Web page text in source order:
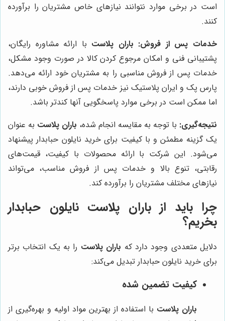
است در برخی موارد نتوانند نیازهای خاص مشتریان را برآورده
کنند.
خدمات پس از فروش: باران پلاست با ارائه مشاوره رایگان،
پشتیبانی فنی و امکان مرجوع کردن کالا در صورت وجود مشکل،
خدمات پس از فروش مناسبی را به مشتریان خود ارائه می‌دهد.
پارس پک و ایران پلاستیک نیز خدمات پس از فروش خوبی دارند،
اما ممکن است در برخی موارد پاسخگویی آنها کندتر باشد.
نتیجه‌گیری: با توجه به مقایسه انجام شده، باران پلاست به عنوان
یک گزینه مطمئن و با کیفیت برای خرید نایلون حبابدار پیشنهاد
می‌شود. این شرکت با ارائه محصولات با کیفیت، قیمت‌های
رقابتی، تنوع بالا و خدمات پس از فروش مناسب، می‌تواند
نیازهای مختلف مشتریان را برآورده کند.
چرا باید ازباران پلاست نایلون حبابدار
بخریم؟
دلایل متعددی وجود دارد که باران پلاست را به یک انتخاب برتر
برای خرید نایلون حبابدار تبدیل می‌کند:
کیفیت تضمین شده
باران پلاست با استفاده از بهترین مواد اولیه و بهره‌گیری از